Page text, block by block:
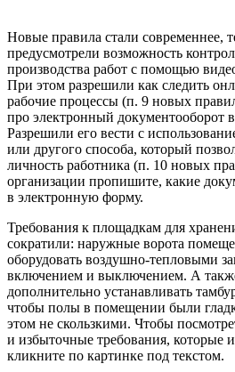
Новые правила стали современнее,
предусмотрели возможность
производства работ с помощью
При этом разрешили как следить
рабочие процессы (п. 9 новых
про электронный документооборот
Разрешили его вести с
или другого способа, который
личность работника (п. 10 новых
организации пропишите, какие
в электронную форму.
Требования к площадкам для
сократили: наружные ворота
оборудовать воздушно-тепловыми
включением и выключением. А
дополнительно устанавливать
чтобы полы в помещении были
этом не скользкими. Чтобы
и избыточные требования, которые
кликните по картинке под текстом.